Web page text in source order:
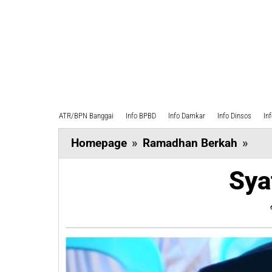
ATR/BPN Banggai Info BPBD Info Damkar Info Dinsos
Homepage » Ramadhan Berkah »